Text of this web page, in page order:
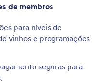
de membros
para níveis de
vinhos e programações
seguras para